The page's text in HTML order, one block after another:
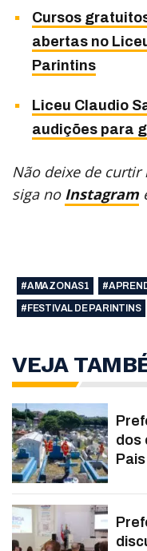
Cursos
abertas no
Parintins
Liceu Claudio
audições para
Não deixe de curtir
siga no Instagram
#AMAZONAS1
#FESTIVAL DE PARINTINS
VEJA
dos